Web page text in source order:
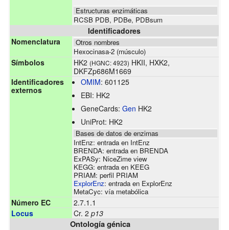
Estructuras enzimáticas
RCSB PDB, PDBe, PDBsum
Identificadores
Nomenclatura
Otros nombres
Hexocinasa-2 (músculo)
Símbolos HK2 (HGNC: 4923) HKII, HXK2,
DKFZp686M1669
Identificadores
externos
OMIM:601125
EBI: HK2
GeneCards:Gen HK2
UniProt: HK2
Bases de datos de enzimas
IntEnz:entrada en IntEnz
BRENDA:entrada en BRENDA
ExPASy: NiceZime view
KEGG:entrada en KEEG
PRIAM:perfil PRIAM
ExplorEnz:entrada en ExplorEnz
MetaCyc:vía metabólica
Número EC
2.7.1.1
Locus
Cr. 2p13
Ontología génica